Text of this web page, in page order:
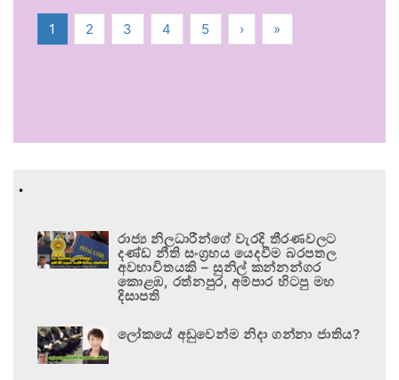
1 2 3 4 5 › »
.
රාජ්‍ය නිලධාරීන්ගේ වැරදි තීරණවලට
දණ්ඩ නීති සංග්‍රහය යෙදවීම බරපතල
අවභාවිතයකි – සුනිල් කන්නන්ගර
කොළඹ, රත්නපුර, අම්පාර හිටපු මහ
දිසාපති
ලෝකයේ අඩුවෙන්ම නිදා ගන්නා ජාතිය?